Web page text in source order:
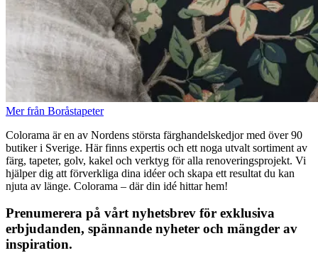
Mer från Boråstapeter
Colorama är en av Nordens största färghandelskedjor med över 90
butiker i Sverige. Här finns expertis och ett noga utvalt sortiment av
färg, tapeter, golv, kakel och verktyg för alla renoveringsprojekt. Vi
hjälper dig att förverkliga dina idéer och skapa ett resultat du kan
njuta av länge. Colorama – där din idé hittar hem!
Prenumerera på vårt nyhetsbrev för exklusiva
erbjudanden, spännande nyheter och mängder av
inspiration.